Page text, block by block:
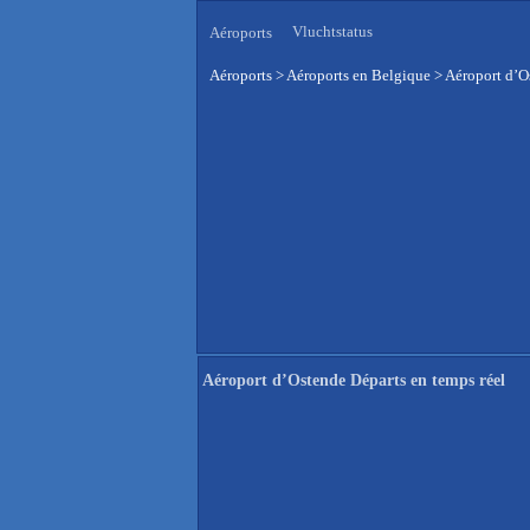
Aéroports Vluchtstatus
Aéroports >Aéroports en Belgique >Aéroport
Aéroport d’Ostende Départs en temps réel